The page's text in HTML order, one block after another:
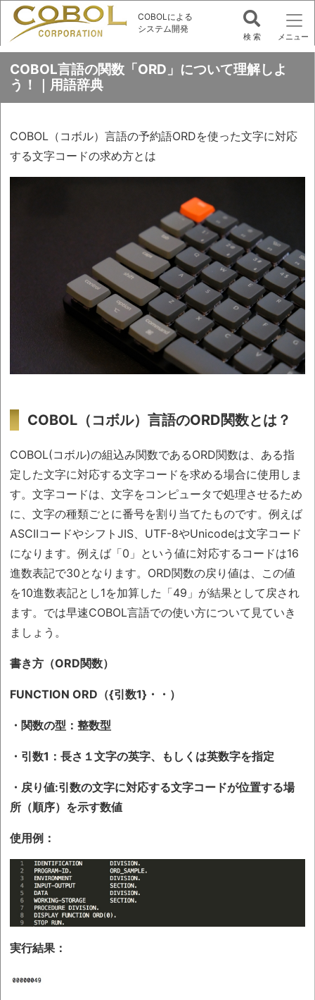
COBOLによる
システム開発
COBOL言語の関数「ORD」について理解しよ
う！｜用語辞典
COBOL（コボル）言語の予約語ORDを使った文字に対応
する文字コードの求め方とは
COBOL（コボル）言語のORD関数とは？
COBOL(コボル)の組込み関数であるORD関数は、ある指
定した文字に対応する文字コードを求める場合に使用しま
す。文字コードは、文字をコンピュータで処理させるため
に、文字の種類ごとに番号を割り当てたものです。例えば
ASCIIコードやシフトJIS、UTF-8やUnicodeは文字コード
になります。例えば「0」という値に対応するコードは16
進数表記で30となります。ORD関数の戻り値は、この値
を10進数表記とし1を加算した「49」が結果として戻され
ます。では早速COBOL言語での使い方について見ていき
ましょう。
書き方（ORD関数）
FUNCTION ORD（{引数1}・・）
・関数の型：整数型
・引数1：長さ１文字の英字、もしくは英数字を指定
・戻り値:引数の文字に対応する文字コードが位置する場
所（順序）を示す数値
使用例：
実行結果：